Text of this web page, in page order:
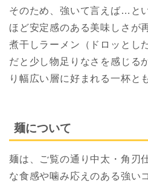
そのため、強いて言えば…と
ほど安定感のある美味しさが
煮干しラーメン（ドロッとし
だと少し物足りなさを感じる
り幅広い層に好まれる一杯と
麺について
麺は、ご覧の通り中太・角刃
な食感や噛み応えのある強い